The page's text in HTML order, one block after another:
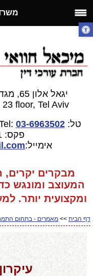
יגאל אלון 65, מגדל טויוטה, קומה 23, תל-אביב
floor, Tel Aviv
טל:03-6963502
פקס: 03-6966151
אימייל:E-mail:
מבקרים
המעוצב ומונגש
ומקצועית יותר.
דף הבית >> מאמרים - בתחום